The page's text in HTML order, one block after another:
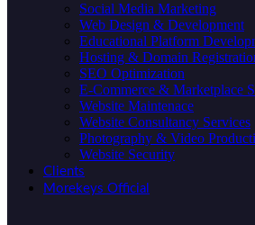
Social Media Marketing
Web Design & Development
Educational Platform
Hosting & Domain
SEO Optimization
E-Commerce & Marketplace
Website Maintenace
Website Consultancy Services
Photography & Video
Website Security
Clients
Morekeys Official